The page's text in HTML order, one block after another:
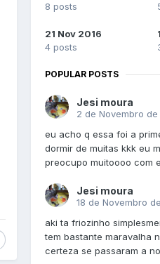
8 posts
21 Nov 2016
4 posts
POPULAR POSTS
Jesi moura
2 de Novembro de
eu acho q essa foi a
dormir de muitas kkk eu
preocupo muitoooo com
Jesi moura
18 de Novembro
aki ta friozinho
tem bastante maravalha
certeza se passaram a